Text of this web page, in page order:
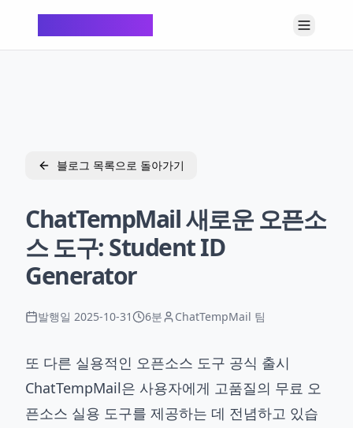
블로그 목록으로 돌아가기
ChatTempMail 새로운 오픈소
스 도구: Student ID
Generator
발행일 2025-10-31 6분 ChatTempMail 팀
또 다른 실용적인 오픈소스 도구 공식 출시
ChatTempMail은 사용자에게 고품질의 무료 오
픈소스 실용 도구를 제공하는 데 전념하고 있습